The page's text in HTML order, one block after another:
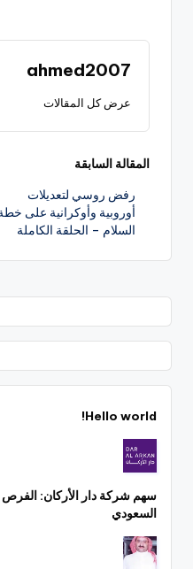
ahmed2007
عرض كل المقالات
تصفّح
المقالات
المقالة السابقة
رفض روسي لتعديلات
أوروبية وأوكرانية على
السلام – الحلقة الكاملة
Hello world!
سهم شركة دار الأركان: الفرص
السعودي